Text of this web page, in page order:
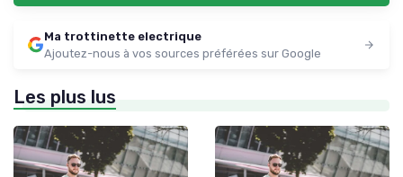
Ma trottinette electrique
Ajoutez-nous à vos sources préférées sur Google
Les plus lus